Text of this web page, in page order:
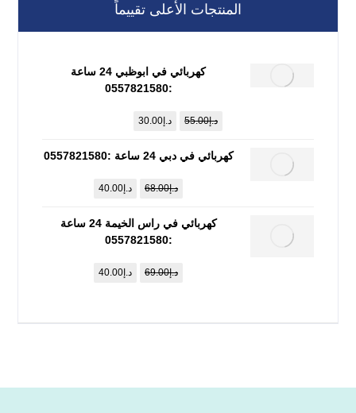
المنتجات الأعلى تقييماً
كهربائي في ابوظبي 24 ساعة
:0557821580
د.إ55.00 د.إ30.00
كهربائي في دبي 24 ساعة :0557821580
د.إ68.00 د.إ40.00
كهربائي في راس الخيمة 24 ساعة
:0557821580
د.إ69.00 د.إ40.00